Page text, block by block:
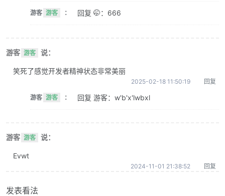
游客 游客 ： 回复 🤭：666
游客 游客 说：
笑死了感觉开发者精神状态非常美丽
2025-02-18 11:50:19 回复
游客 游客 ： 回复 游客：w'b'x'lwbxl
游客 游客 说：
Evwt
2024-11-01 21:38:52 回复
发表看法